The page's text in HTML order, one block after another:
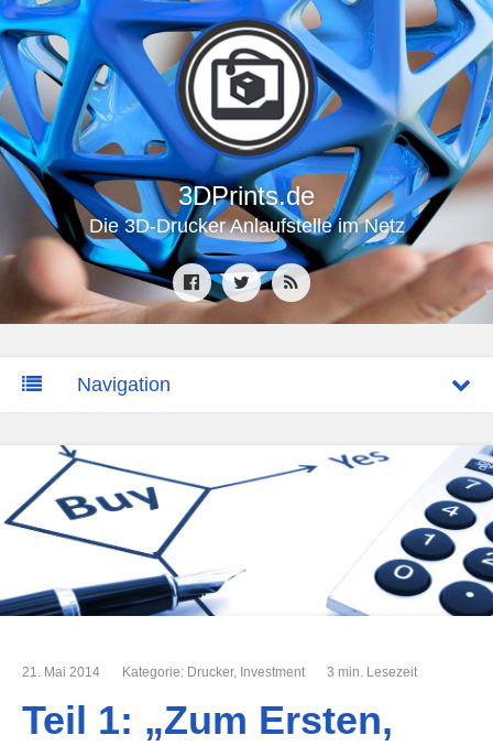
3DPrints.de
Die 3D-Drucker Anlaufstelle im Netz
Navigation
21. Mai 2014 Kategorie: Drucker, Investment 3 min. Lesezeit
Teil 1: „Zum Ersten,